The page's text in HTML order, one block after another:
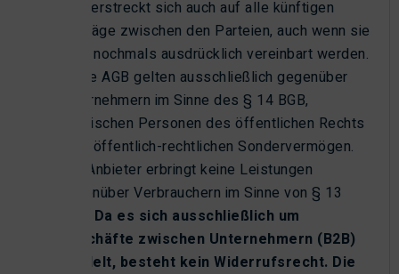
AGB erstreckt sich auch auf alle künftigen
Verträge zwischen den Parteien, auch wenn sie
nicht nochmals ausdrücklich vereinbart werden.
Diese AGB gelten ausschließlich gegenüber
Unternehmern im Sinne des § 14 BGB,
juristischen Personen des öffentlichen Rechts
oder öffentlich-rechtlichen Sondervermögen.
Der Anbieter erbringt keine Leistungen
gegenüber Verbrauchern im Sinne von § 13
Da es sich ausschließlich um
Geschäfte zwischen Unternehmern (B2B)
handelt, besteht kein Widerrufsrecht. Die